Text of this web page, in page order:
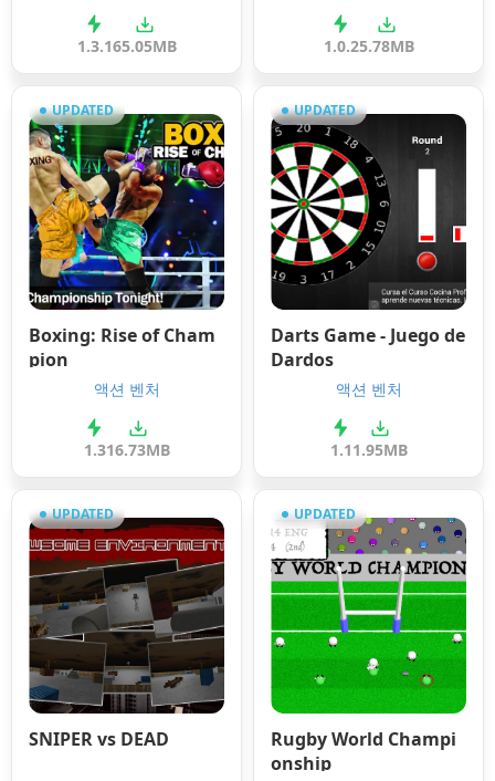
1.3.165.05MB 1.0.25.78MB
UPDATED
Boxing: Rise of Cham
pion
액션 벤처
1.316.73MB
UPDATED
Darts Game - Juego de
Dardos
액션 벤처
1.11.95MB
UPDATED
SNIPER vs DEAD
UPDATED
Rugby World Champi
onship